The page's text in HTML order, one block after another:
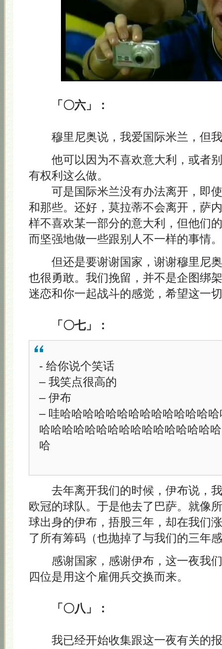
「〇六」：
穆里尼奥说，我爱国际米兰，但我
他可以因为不喜欢意大利，或者别
有权利这么做。
可是国际米兰没有办法离开，即使
和那些。还好，莫拉蒂不会离开，萨
样不喜欢某一部分的意大利，但他们
而坚强地做一些跟别人不一样的事情。
但还是要谢谢国家，谢谢穆里尼奥
也很勇敢。我们挽留，并不是企图绑
迷恋和你一起战斗的感觉，希望这一
「〇七」：
- 给你说个笑话
– 我笑点很高的
– 伊布
– 哇哈哈哈哈哈哈哈哈哈哈哈哈哈
哈哈哈哈哈哈哈哈哈哈哈哈哈哈哈
哈
去年离开我们的时候，伊布说，我
欧冠的球队。于是他去了巴萨。就像
球出身的伊布，捂股三年，却在我们
了所有筹码（也抛掉了与我们的三年
感谢国家，感谢伊布，这一夜我们
四位是用这个雇佣兵交换而来。
「〇八」：
我已经开始收集跟这一夜有关的报